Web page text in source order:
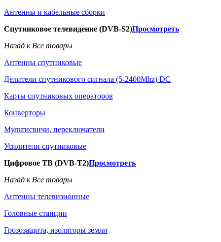
Антенны и кабельные сборки
Спутниковое телевидение (DVB-S2)Просмотреть
Назад к Все товары
Антенны спутниковые
Делители спутникового сигнала (5-2400Mhz) DC
Карты спутниковых операторов
Конверторы
Мультисвичи, переключатели
Усилители спутниковые
Цифровое ТВ (DVB-T2)Просмотреть
Назад к Все товары
Антенны телевизионные
Головные станции
Грозозащита, изоляторы земли